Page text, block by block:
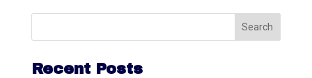
Recent Posts